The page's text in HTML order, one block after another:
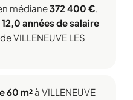
médiane372 400 €,
12,0 années de salaire
VILLENEUVE LES
60 m² à VILLENEUVE